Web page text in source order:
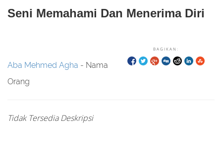
Seni Memahami Dan Menerima Diri
BAGIKAN:
Aba Mehmed Agha - Nama
Orang
Tidak Tersedia Deskripsi